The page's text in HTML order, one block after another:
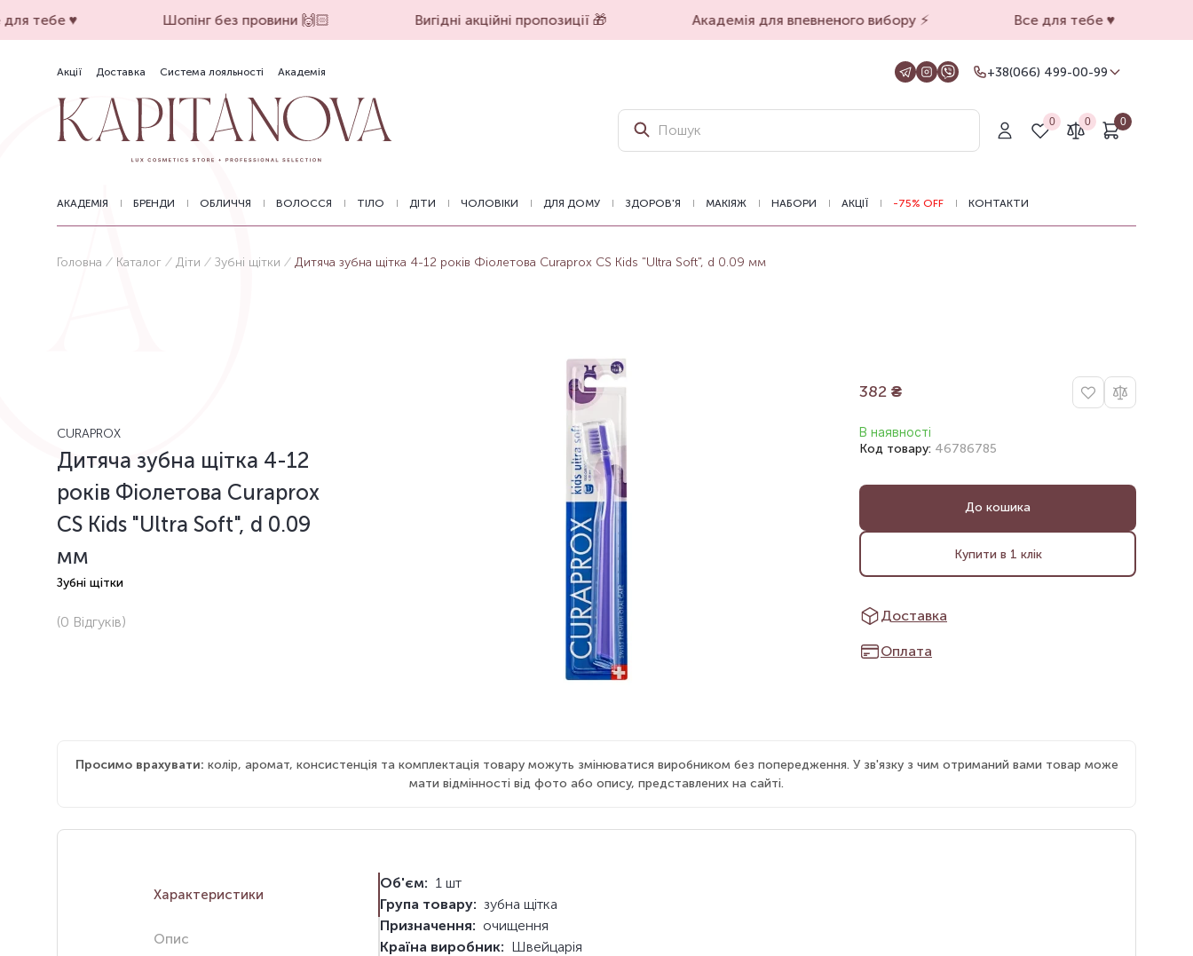
тебе ♥️ Шопінг без провини 🙌🏻 Вигідні акційні пропозиції 🎁 Академія для впевненого вибору ⚡️ Все для тебе ♥️
Акції Доставка Система лояльності Академія
+38(066) 499-00-99
Для замовлень на сайті
+38(099) 069-90-00
Магазин Харків
Оформлення замовлень на сайті
0 0 0
АКАДЕМІЯ БРЕНДИ ОБЛИЧЧЯ ВОЛОССЯ ТІЛО ДІТИ ЧОЛОВІКИ ДЛЯ ДОМУ ЗДОРОВ'Я МАКІЯЖ НАБОРИ АКЦІЇ -75% OFF КОНТАКТИ
Головна Каталог Діти Зубні щітки Дитяча зубна щітка 4-12 років Фіолетова Curaprox CS Kids "Ultra Soft", d 0.09 мм
CURAPROX
Дитяча зубна щітка 4-12
років Фіолетова Curaprox
CS Kids "Ultra Soft", d 0.09
мм
Зубні щітки
(0 Відгуків)
382 ₴
В наявності
Код товару: 46786785
До кошика
Купити в 1 клік
Доставка
Оплата
Просимо врахувати: колір, аромат, консистенція та комплектація товару можуть змінюватися виробником без попередження. У зв'язку з чим отриманий вами товар може
мати відмінності від фото або опису, представлених на сайті.
Характеристики
Опис
Об'єм: 1 шт
Група товару: зубна щітка
Призначення: очищення
Країна виробник: Швейцарія